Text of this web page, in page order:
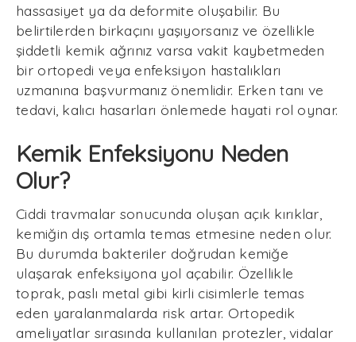
hassasiyet ya da deformite oluşabilir. Bu
belirtilerden birkaçını yaşıyorsanız ve özellikle
şiddetli kemik ağrınız varsa vakit kaybetmeden
bir ortopedi veya enfeksiyon hastalıkları
uzmanına başvurmanız önemlidir. Erken tanı ve
tedavi, kalıcı hasarları önlemede hayati rol oynar.
Kemik Enfeksiyonu Neden
Olur?
Ciddi travmalar sonucunda oluşan açık kırıklar,
kemiğin dış ortamla temas etmesine neden olur.
Bu durumda bakteriler doğrudan kemiğe
ulaşarak enfeksiyona yol açabilir. Özellikle
toprak, paslı metal gibi kirli cisimlerle temas
eden yaralanmalarda risk artar. Ortopedik
ameliyatlar sırasında kullanılan protezler, vidalar